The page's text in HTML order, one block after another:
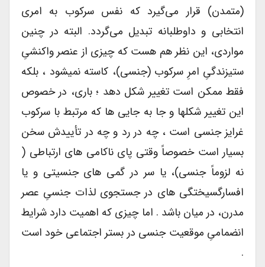
(متمدن) قرار می‌گیرد که نفس سرکوب به امری
انتخابی و داوطلبانه تبدیل می‌گردد. البته در چنین
مواردی، این نظر هم هست که چیزی از عنصر واکنشیِ
ستیزندگیِ امرِ سرکوب (جنسی)، کاسته نمیشود ، بلکه
فقط ممکن است تغییر شکل دهد ؛ باری، در خصوص
این تغییر شکلها و جا به جایی ها که مرتبط با سرکوب
غرایز جنسی است ، چه در رد و چه در تأییدش سخن
بسیار است خصوصاً وقتی پای ناکامی های ارتباطی (
نه لزوماً جنسی)، یا سر در گمی های جنسیتی و یا
افسارگسیختگی های در جستجوی لذات جنسیِ عصر
مدرن، در میان باشد . اما چیزی که اهمیت دارد شرایط
انضمامیِ موقعیت جنسی در بستر اجتماعی خود است